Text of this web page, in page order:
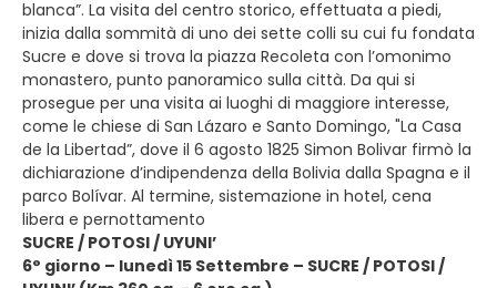
blanca”. La visita del centro storico, effettuata a piedi,
inizia dalla sommità di uno dei sette colli su cui fu fondata
Sucre e dove si trova la piazza Recoleta con l’omonimo
monastero, punto panoramico sulla città. Da qui si
prosegue per una visita ai luoghi di maggiore interesse,
come le chiese di San Lázaro e Santo Domingo, "La Casa
de la Libertad”, dove il 6 agosto 1825 Simon Bolivar firmò la
dichiarazione d’indipendenza della Bolivia dalla Spagna e il
parco Bolívar. Al termine, sistemazione in hotel, cena
libera e pernottamento
SUCRE / POTOSI / UYUNI’
6° giorno – lunedì 15 Settembre – SUCRE / POTOSI /